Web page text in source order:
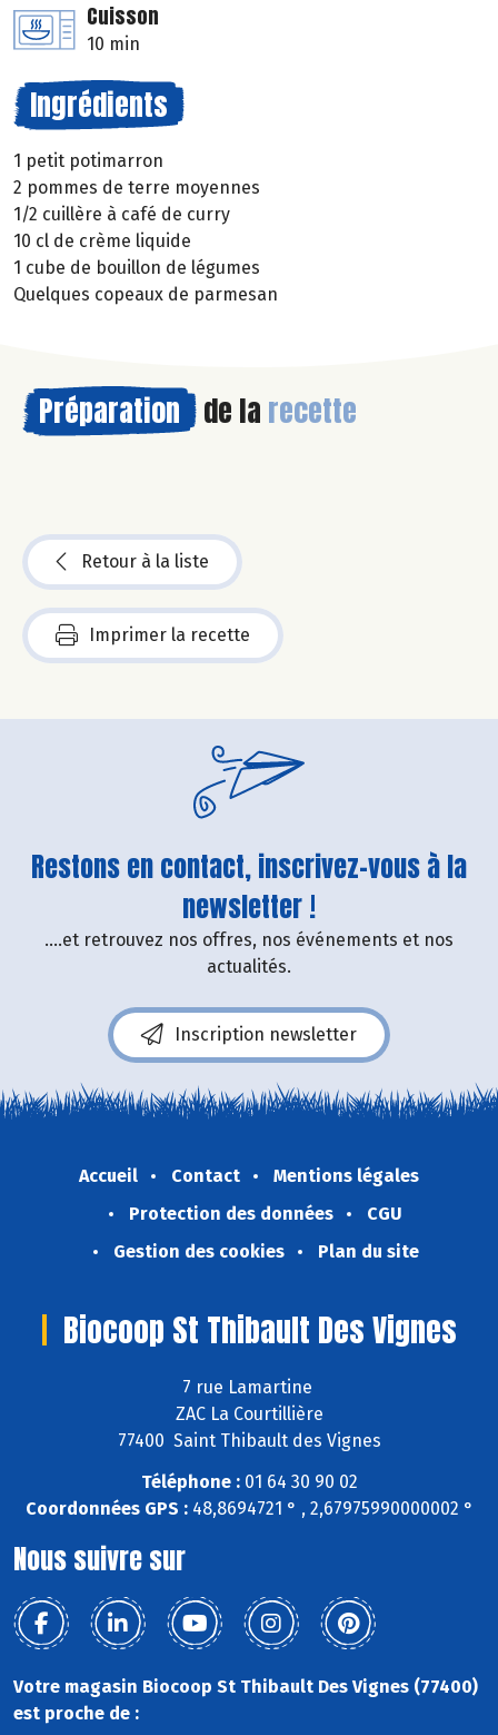
Cuisson
10 min
Ingrédients
1 petit potimarron
2 pommes de terre moyennes
1/2 cuillère à café de curry
10 cl de crème liquide
1 cube de bouillon de légumes
Quelques copeaux de parmesan
Préparation de la recette
Retour à la liste
Imprimer la recette
Restons en contact, inscrivez-vous à la
newsletter !
....et retrouvez nos offres, nos événements et nos
actualités.
Inscription newsletter
Accueil Contact
Mentions légales
Protection des données
CGU
Gestion des cookies
Plan du site
Biocoop St Thibault Des Vignes
7 rue Lamartine
ZAC La Courtillière
77400 Saint Thibault des Vignes
Téléphone :01 64 30 90 02
Coordonnées GPS :48,8694721 ° , 2,67975990000002 °
Nous suivre sur
Votre magasin Biocoop St Thibault Des Vignes (77400)
est proche de :